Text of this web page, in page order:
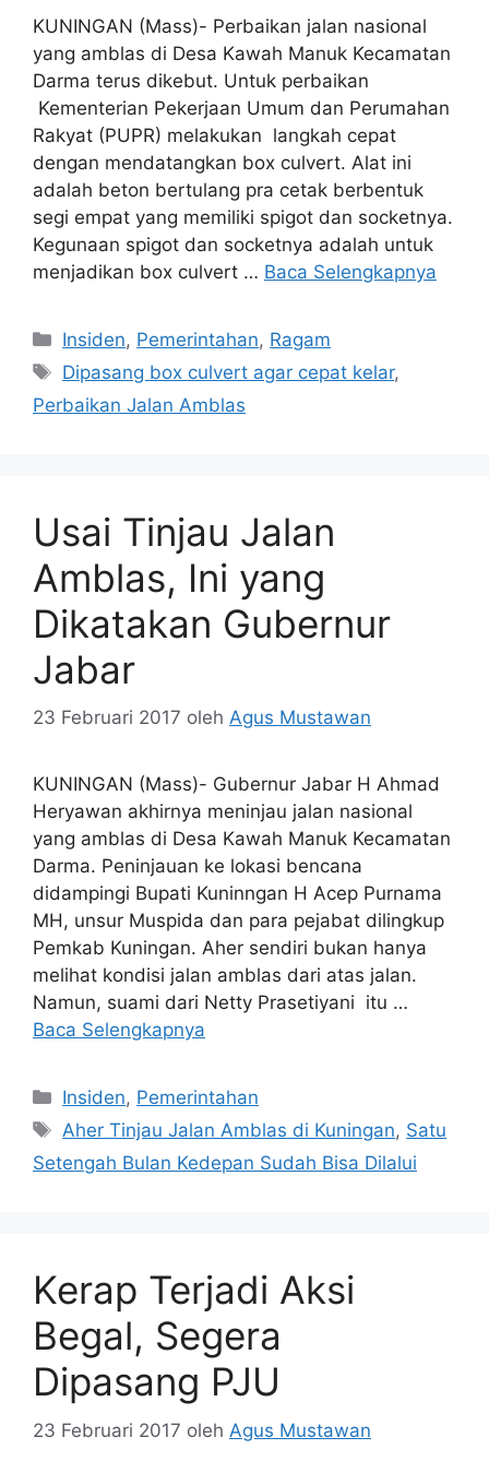
KUNINGAN (Mass)- Perbaikan jalan nasional
yang amblas di Desa Kawah Manuk Kecamatan
Darma terus dikebut. Untuk perbaikan
Kementerian Pekerjaan Umum dan Perumahan
Rakyat (PUPR) melakukan langkah cepat
dengan mendatangkan box culvert. Alat ini
adalah beton bertulang pra cetak berbentuk
segi empat yang memiliki spigot dan socketnya.
Kegunaan spigot dan socketnya adalah untuk
menjadikan box culvert … Baca Selengkapnya
Kategori
Insiden, Pemerintahan, Ragam
Tag
Dipasang box culvert agar cepat kelar,
Perbaikan Jalan Amblas
Usai Tinjau Jalan
Amblas, Ini yang
Dikatakan Gubernur
Jabar
23 Februari 2017 oleh Agus Mustawan
KUNINGAN (Mass)- Gubernur Jabar H Ahmad
Heryawan akhirnya meninjau jalan nasional
yang amblas di Desa Kawah Manuk Kecamatan
Darma. Peninjauan ke lokasi bencana
didampingi Bupati Kuninngan H Acep Purnama
MH, unsur Muspida dan para pejabat dilingkup
Pemkab Kuningan. Aher sendiri bukan hanya
melihat kondisi jalan amblas dari atas jalan.
Namun, suami dari Netty Prasetiyani itu …
Baca Selengkapnya
Kategori
Insiden, Pemerintahan
Tag
Aher Tinjau Jalan Amblas di Kuningan, Satu
Setengah Bulan Kedepan Sudah Bisa Dilalui
Kerap Terjadi Aksi
Begal, Segera
Dipasang PJU
23 Februari 2017 oleh Agus Mustawan